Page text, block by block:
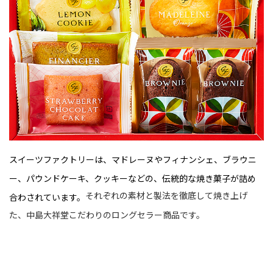
スイーツファクトリーは、マドレーヌやフィナンシェ、ブラウニ
ー、パウンドケーキ、クッキーなどの、伝統的な焼き菓子が詰め
合わされています。 それぞれの素材と製法を徹底して焼き上げ
た、中島大祥堂こだわりのロングセラー商品です。